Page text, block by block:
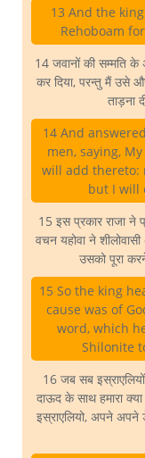
13 And the
Rehoboam
14 जवानों की सम्मति के
कर दिया, परन्तु मैं उसे
ताड़ना
14 And
men, saying,
will add thereto:
but I will
15 इस प्रकार राजा ने
वचन यहोवा ने
उसको पूरा
15 So the king
cause was of
word, which
Shilonite
16 जब सब
दाऊद के साथ हमारा
इस्राएलियो, अपने